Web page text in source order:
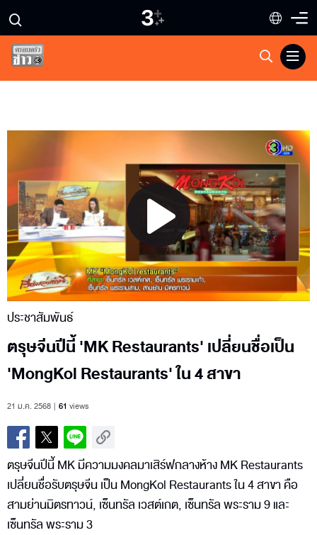
Play
Video
ประชาสัมพันธ์
ตรุษจีนปีนี้ 'MK Restaurants' เปลี่ยนชื่อเป็น
'MongKol Restaurants' ใน 4 สาขา
21 ม.ค. 2568 61 views
ตรุษจีนปีนี้ MK มีความมงคลมาเสิร์ฟกลางห้าง MK Restaurants
เปลี่ยนชื่อรับตรุษจีน เป็น MongKol Restaurants ใน 4 สาขา คือ
สามย่านมิตรทาวน์, เซ็นทรัล เวสต์เกต, เซ็นทรัล พระราม 9 และ
เซ็นทรัล พระราม 3